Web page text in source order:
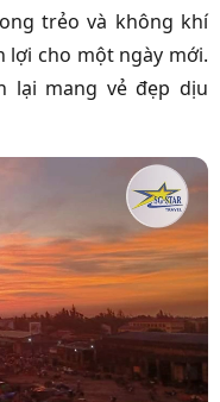
trẻo và không khí
lợi cho một ngày mới.
lại mang vẻ đẹp dịu